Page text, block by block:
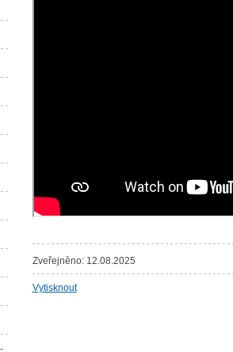
Zveřejněno: 12.08.2025
Vytisknout